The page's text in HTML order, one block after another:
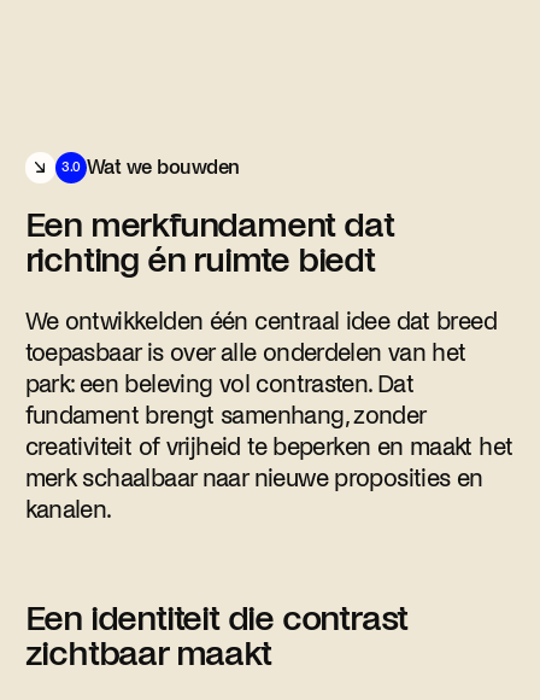
3.0 Wat we bouwden
Een merkfundament dat
richting én ruimte biedt
We ontwikkelden één centraal idee dat breed
toepasbaar is over alle onderdelen van het
park: een beleving vol contrasten. Dat
fundament brengt samenhang, zonder
creativiteit of vrijheid te beperken en maakt het
merk schaalbaar naar nieuwe proposities en
kanalen.
Een identiteit die contrast
zichtbaar maakt